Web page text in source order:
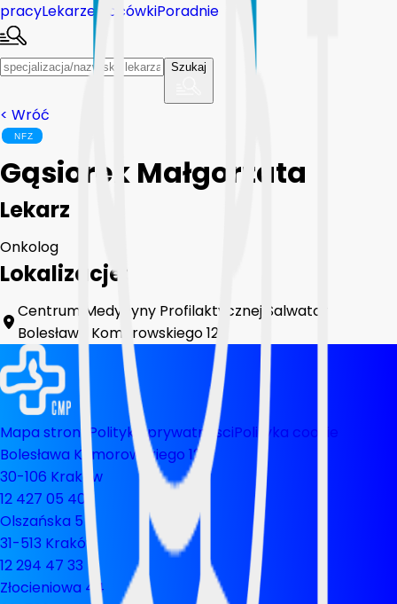
pracyLekarzePlacówkiPoradnie
Szukaj
< Wróć
Gąsiorek Małgorzata
Lekarz
Onkolog
Lokalizacje:
Centrum Medycyny Profilaktycznej Salwator
Bolesława Komorowskiego 12
Mapa strony Polityka prywatnosciPolityka cookie
Bolesława Komorowskiego 12
30-106 Kraków
12 427 05 40
Olszańska 5
31-513 Kraków
12 294 47 33
Złocieniowa 44